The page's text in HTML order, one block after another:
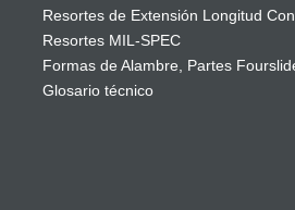
Resortes de Extensión Longitud
Resortes MIL-SPEC
Formas de Alambre, Partes
Glosario técnico